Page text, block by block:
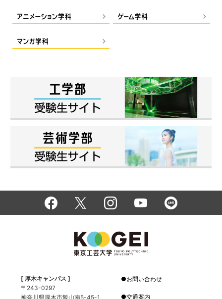
[ 厚木キャンパス ]
〒243-0297
神奈川県厚木市飯山南5-45-1
お問い合わせ
交通案内